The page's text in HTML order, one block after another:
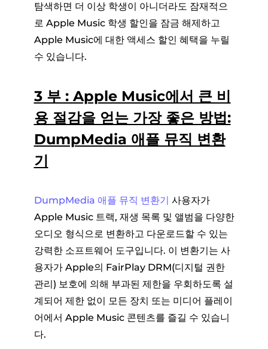
탐색하면 더 이상 학생이 아니더라도 잠재적으
로 Apple Music 학생 할인을 잠금 해제하고
Apple Music에 대한 액세스 할인 혜택을 누릴
수 있습니다.
3 부 : Apple Music에서 큰 비
용 절감을 얻는 가장 좋은 방법:
DumpMedia 애플 뮤직 변환
기
DumpMedia 애플 뮤직 변환기 사용자가
Apple Music 트랙, 재생 목록 및 앨범을 다양한
오디오 형식으로 변환하고 다운로드할 수 있는
강력한 소프트웨어 도구입니다. 이 변환기는 사
용자가 Apple의 FairPlay DRM(디지털 권한
관리) 보호에 의해 부과된 제한을 우회하도록 설
계되어 제한 없이 모든 장치 또는 미디어 플레이
어에서 Apple Music 콘텐츠를 즐길 수 있습니
다.